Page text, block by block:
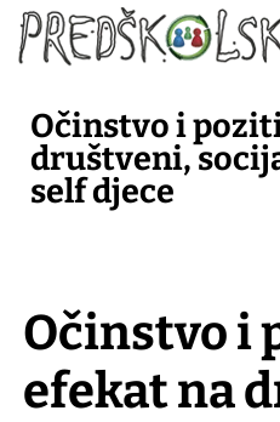
Očinstvo i
društveni,
self djece
Očinstvo i
efekat na